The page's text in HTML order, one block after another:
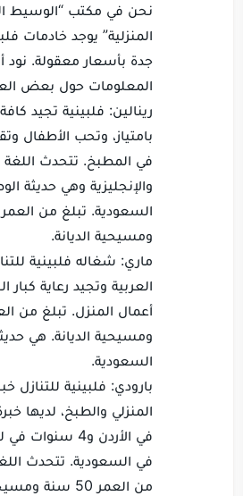
نحن في مكتب “الوسيط
المنزلية” يوجد خادمات
جدة بأسعار معقولة.
المعلومات حول بعض
رينالين: فلبينية تجيد
بامتياز، وتحب الأطفال
في المطبخ. تتحدث اللغة
والإنجليزية وهي حديثة
ومسيحية الديانة.
ماري: شغاله فلبينية
العربية وتجيد رعاية
ومسيحية الديانة. هي
السعودية.
بارودي: فلبينية للتنازل
في السعودية. تتحدث
من العمر 50